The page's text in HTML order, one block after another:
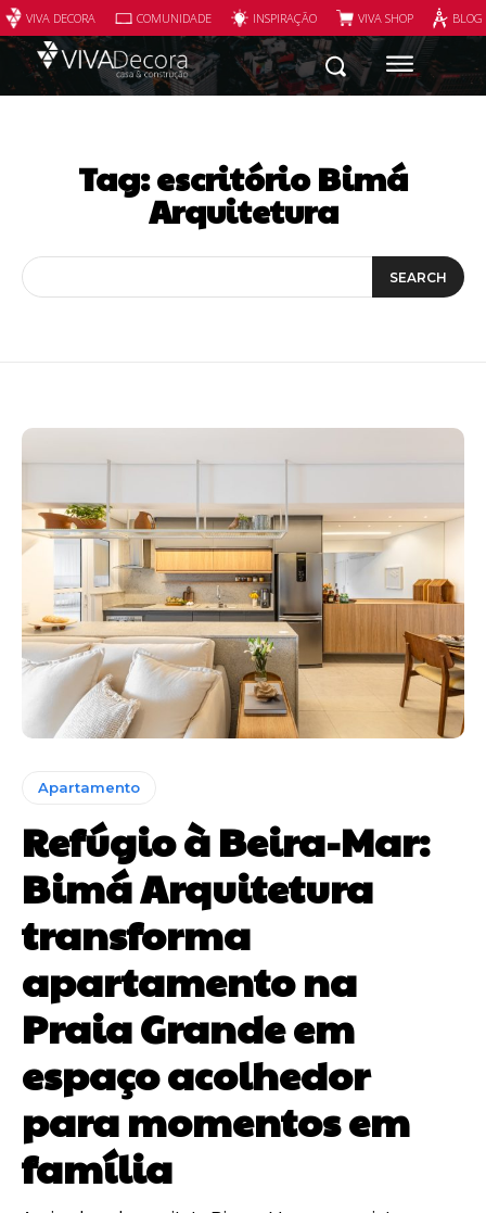
VIVA DECORA COMUNIDADE INSPIRAÇÃO VIVA SHOP
Tag:escritório Bimá
Arquitetura
SEARCH
Apartamento
Refúgio à Beira-Mar:
Bimá Arquitetura
transforma
apartamento na
Praia Grande em
espaço acolhedor
para momentos em
família